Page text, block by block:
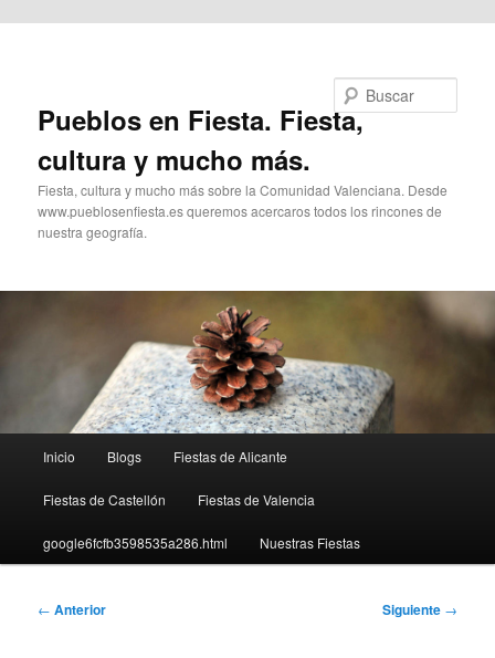
Pueblos en Fiesta. Fiesta,
cultura y mucho más.
Fiesta, cultura y mucho más sobre la Comunidad Valenciana. Desde
www.pueblosenfiesta.es queremos acercaros todos los rincones de
nuestra geografía.
principal
Inicio Blogs Fiestas de Alicante
Fiestas de Castellón Fiestas de Valencia
google6fcfb3598535a286.html Nuestras Fiestas
Navegación
← Anterior Siguiente →